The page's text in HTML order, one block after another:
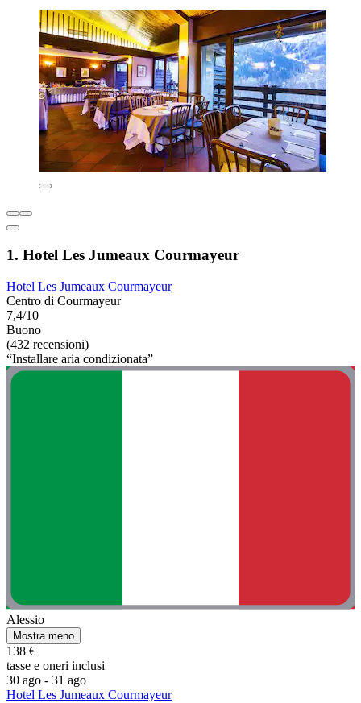
1. Hotel Les Jumeaux Courmayeur
Hotel Les Jumeaux Courmayeur
Centro di Courmayeur
7,4/10
Buono
(432 recensioni)
“Installare aria condizionata”
Alessio
Mostra meno
138 €
tasse e oneri inclusi
30 ago - 31 ago
Hotel Les Jumeaux Courmayeur